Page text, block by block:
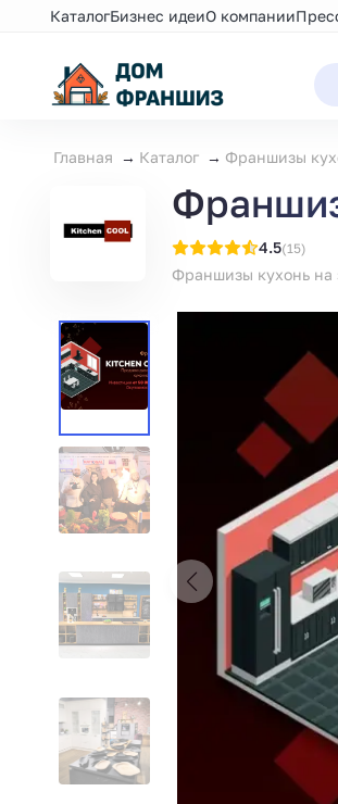
КаталогБизнес идеиО компании
Главная Каталог Франшизы
4.5(15)
Франшизы кухонь на